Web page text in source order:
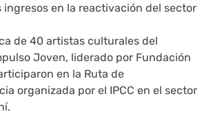
ingresos en la reactivación del sector
de 40 artistas culturales del
Joven, liderado por Fundación
en la Ruta de
organizada por el IPCC en el sector